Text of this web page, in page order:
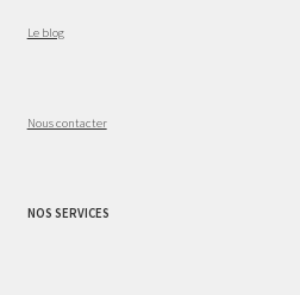
Le blog
Nous contacter
NOS SERVICES